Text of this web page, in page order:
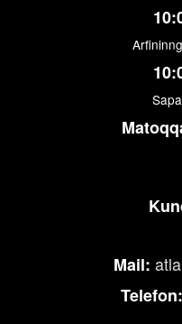
Mail:
Telefon: